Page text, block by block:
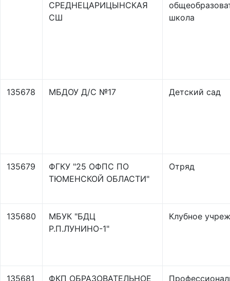
СРЕДНЕЦАРИЦЫНСКАЯ
СШ
школа
135678 МБДОУ Д/С №17 Детский сад
135679
ФГКУ "25 ОФПС ПО
ТЮМЕНСКОЙ ОБЛАСТИ"
Отряд
135680
МБУК "БДЦ
Р.П.ЛУНИНО-1"
Клубное
135681
ФКП ОБРАЗОВАТЕЛЬНОЕ